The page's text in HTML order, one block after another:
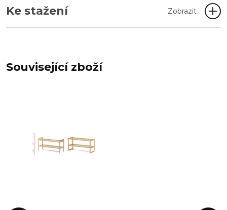
Ke stažení Zobrazit
Související zboží